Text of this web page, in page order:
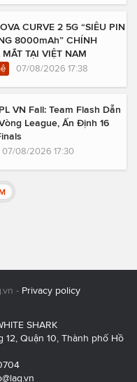
CURVE 2 5G “SIÊU PIN
8000mAh” CHÍNH
TẠI VIỆT NAM
07/08/2026 17:38
VN Fall: Team Flash Dẫn
League, Ấn Định 16
07/08/2026 17:30
- Privacy policy
SHARK
12, Quận 10, Thành phố Hồ